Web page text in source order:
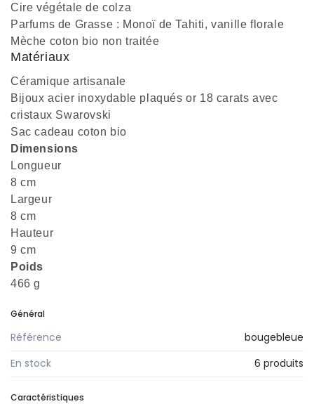
Cire végétale de colza
Parfums de Grasse : Monoï de Tahiti, vanille florale
Mèche coton bio non traitée
Matériaux
Céramique artisanale
Bijoux acier inoxydable plaqués or 18 carats avec
cristaux Swarovski
Sac cadeau coton bio
Dimensions
Longueur
8 cm
Largeur
8 cm
Hauteur
9 cm
Poids
466 g
Général
Référence
bougebleue
En stock
6 produits
Caractéristiques